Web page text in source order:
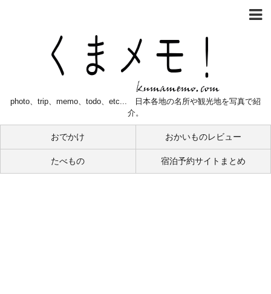
photo、trip、memo、todo、etc... 日本各地の名所や観光地を写真で紹
介。
おでかけ おかいものレビュー
たべもの 宿泊予約サイトまとめ